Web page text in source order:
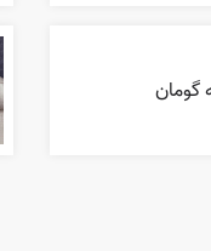
گومان